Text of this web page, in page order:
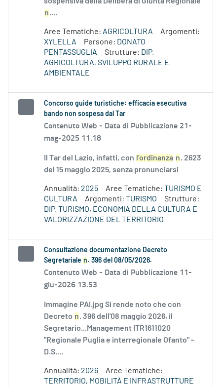
n....
Aree Tematiche: AGRICOLTURA
Argomenti:
XYLELLA
Persone: DONATO
PENTASSUGLIA
Strutture: DIP.
AGRICOLTURA, SVILUPPO RURALE E
AMBIENTALE
Concorso guide turistiche: efficacia esecutiva
bando non sospesa dal Tar
Contenuto Web - Data di Pubblicazione 21-
mag-2025 11.18
Il Tar del Lazio, infatti, con l’ordinanza n. 2623
del 15 maggio 2025, senza pronunciarsi
Annualità: 2025 Aree Tematiche: TURISMO E
CULTURA
Argomenti: TURISMO
Strutture:
DIP. TURISMO, ECONOMIA DELLA CULTURA E
VALORIZZAZIONE DEL TERRITORIO
Consultazione documentazione Decreto
Segretariale n . 396 del 08/05/2026.
Contenuto Web - Data di Pubblicazione 11-
giu-2026 13.53
Immagine PAI.jpg Si rende noto che con
Decreto n. 396 dell'08 maggio 2026, il
Segretario...Management ITR1611020
"Regionale Puglia e interregionale Ofanto" -
D.S....
Annualità: 2026
Aree Tematiche:
TERRITORIO, MOBILITÀ E INFRASTRUTTURE